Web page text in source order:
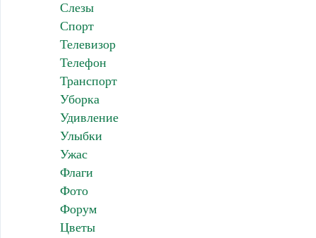
Слезы
Спорт
Телевизор
Телефон
Транспорт
Уборка
Удивление
Улыбки
Ужас
Флаги
Фото
Форум
Цветы